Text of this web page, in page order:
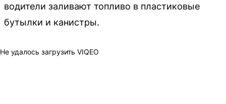
водители заливают топливо в пластиковые
бутылки и канистры.
Не удалось загрузить VIQEO